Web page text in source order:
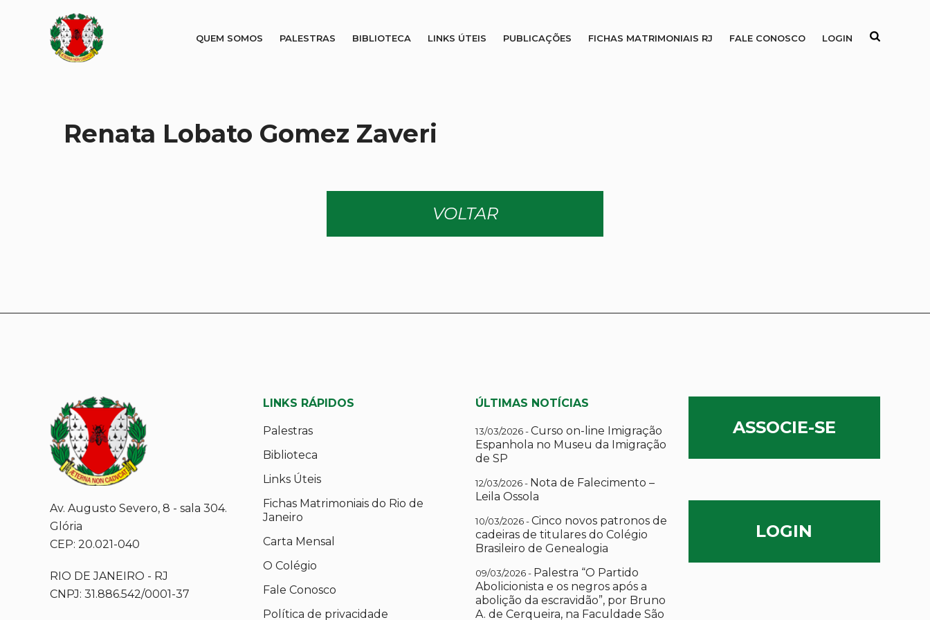
QUEM SOMOS PALESTRAS BIBLIOTECA LINKS ÚTEIS PUBLICAÇÕES FICHAS MATRIMONIAIS RJ FALE CONOSCO LOGIN
Renata Lobato Gomez Zaveri
VOLTAR
Av. Augusto Severo, 8 - sala 304.
Glória
CEP: 20.021-040
RIO DE JANEIRO - RJ
CNPJ: 31.886.542/0001-37
LINKS RÁPIDOS
Palestras
Biblioteca
Links Úteis
Fichas Matrimoniais do Rio de
Janeiro
Carta Mensal
O Colégio
Fale Conosco
Política de privacidade
ÚLTIMAS NOTÍCIAS
13/03/2026 -Curso on-line Imigração
Espanhola no Museu da Imigração
de SP
12/03/2026 - Nota de Falecimento –
Leila Ossola
10/03/2026 -Cinco novos patronos de
cadeiras de titulares do Colégio
Brasileiro de Genealogia
09/03/2026 - Palestra “O Partido
Abolicionista e os negros após a
abolição da escravidão”, por Bruno
A. de Cerqueira, na Faculdade São
ASSOCIE-SE
LOGIN